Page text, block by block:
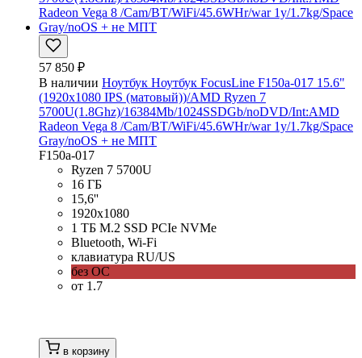
57 850 ₽
В наличии Ноутбук Ноутбук FocusLine F150a-017 15.6"
(1920x1080 IPS (матовый))/AMD Ryzen 7
5700U(1.8Ghz)/16384Mb/1024SSDGb/noDVD/Int:AMD
Radeon Vega 8 /Cam/BT/WiFi/45.6WHr/war 1y/1.7kg/Space
Gray/noOS + не МПТ
F150a-017
Ryzen 7 5700U
16 ГБ
15,6''
1920x1080
1 ТБ M.2 SSD PCIe NVMe
Bluetooth, Wi-Fi
клавиатура RU/US
без ОС
от 1.7
в корзину